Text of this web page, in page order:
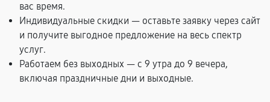
вас время.
Индивидуальные скидки — оставьте заявку через сайт
и получите выгодное предложение на весь спектр
услуг.
Работаем без выходных — с 9 утра до 9 вечера,
включая праздничные дни и выходные.